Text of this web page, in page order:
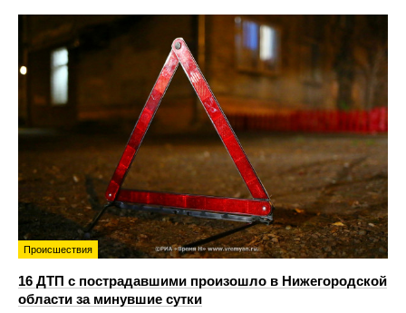
Происшествия
16 ДТП с пострадавшими произошло в Нижегородской
области за минувшие сутки